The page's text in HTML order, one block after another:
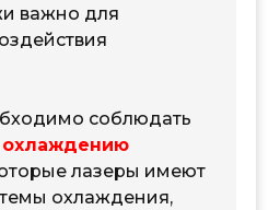
важно для
соблюдать
охлаждению
лазеры имеют
охлаждения,